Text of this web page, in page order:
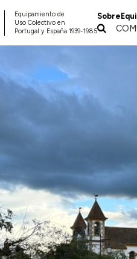
Equipamiento de
Uso Colectivo en
Portugal y España 1939-1985
Sobre